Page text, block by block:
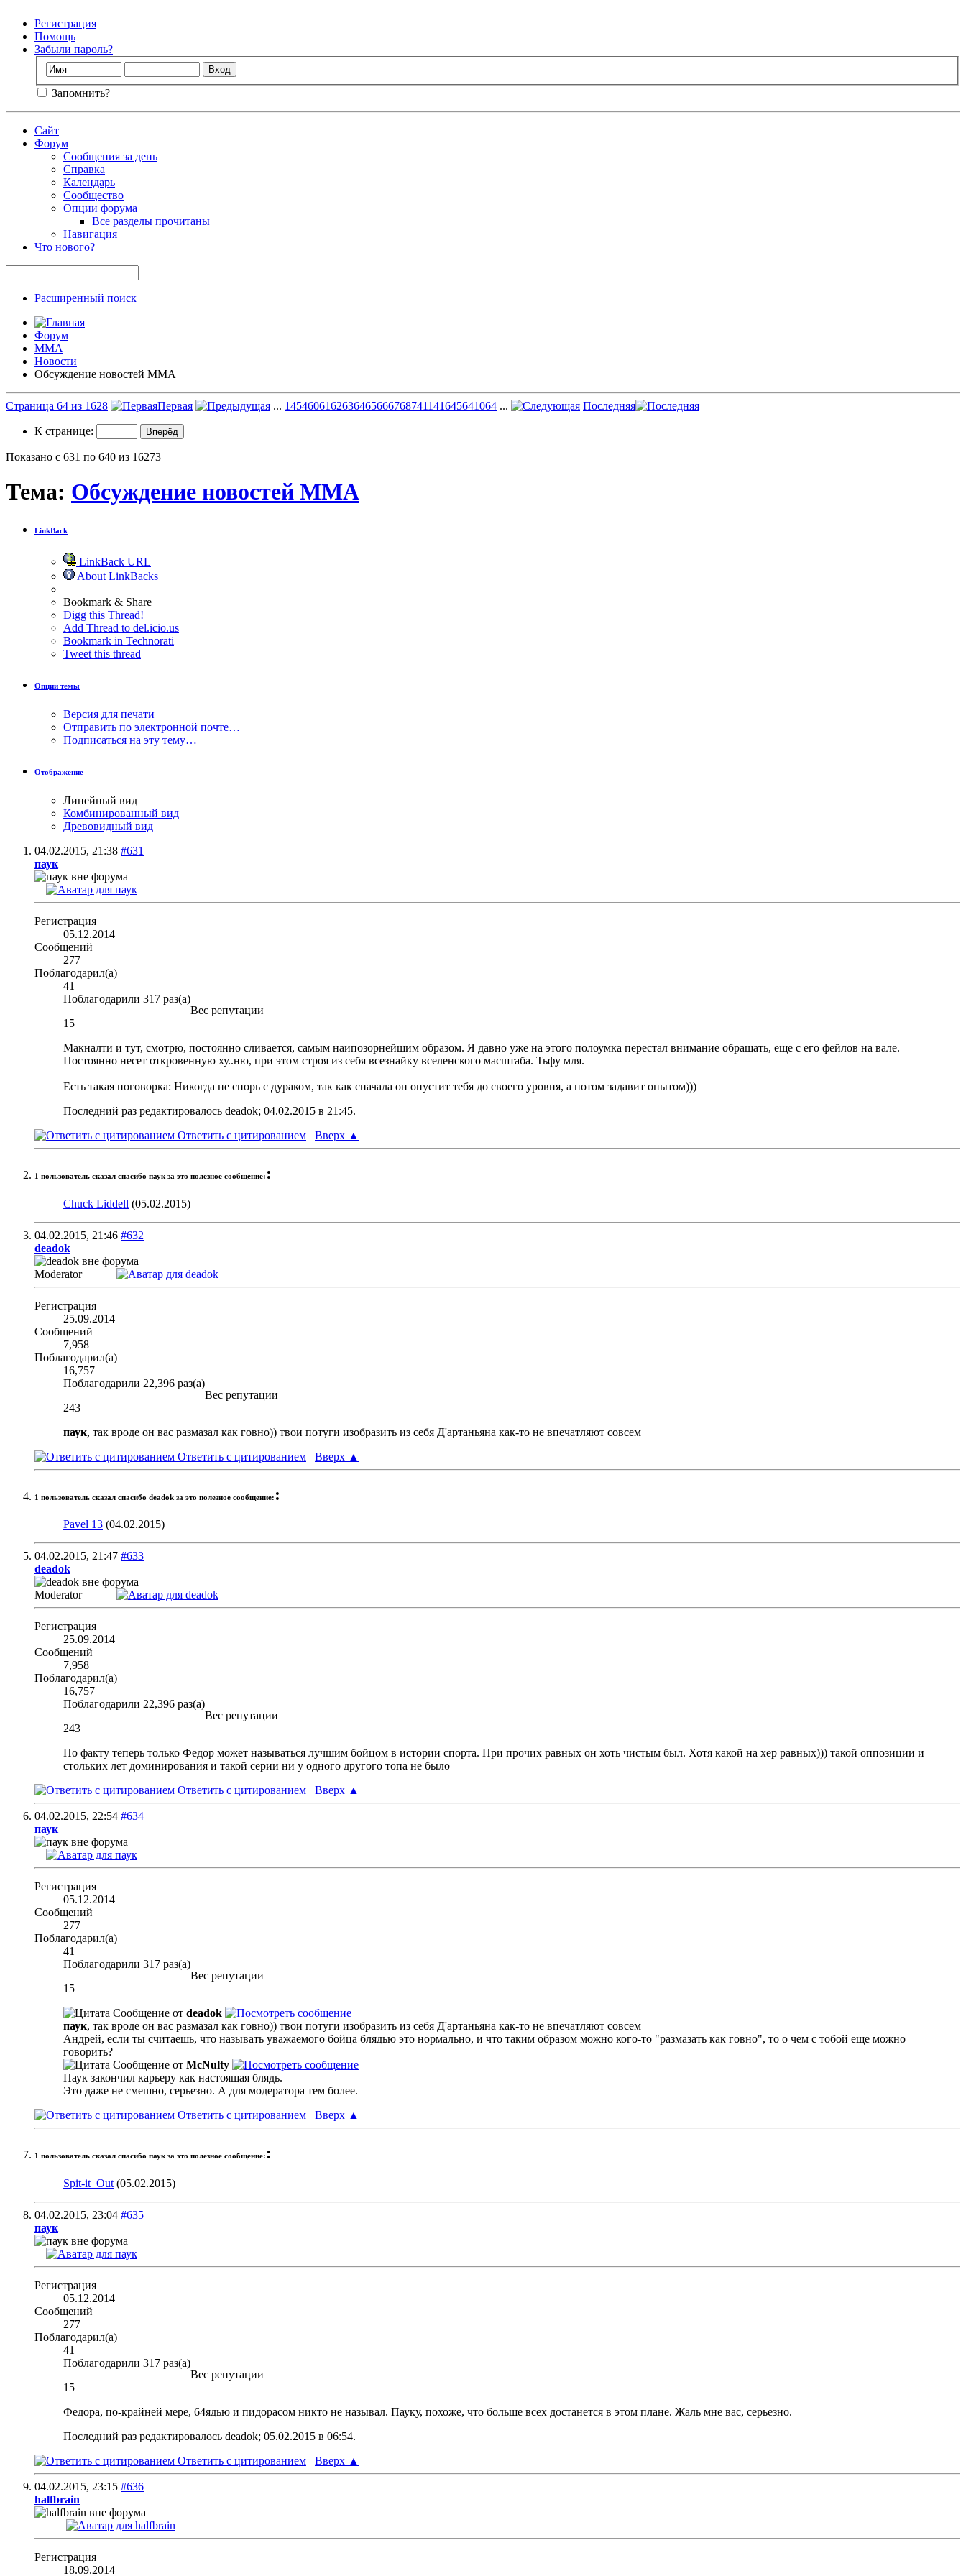
Регистрация
Помощь
Забыли пароль?
Запомнить?
Сайт
Форум
Сообщения за день
Справка
Календарь
Сообщество
Опции форума
Все разделы прочитаны
Навигация
Что нового?
Расширенный поиск
Форум
ММА
Новости
Обсуждение новостей ММА
Страница 64 из 1628 Первая ... 1454606162636465666768741141645641064 ... Последняя
К странице:
Показано с 631 по 640 из 16273
Тема: Обсуждение новостей ММА
LinkBack
LinkBack URL
About LinkBacks
Bookmark & Share
Digg this Thread!
Add Thread to del.icio.us
Bookmark in Technorati
Tweet this thread
Опции темы
Версия для печати
Отправить по электронной почте…
Подписаться на эту тему…
Отображение
Линейный вид
Комбинированный вид
Древовидный вид
04.02.2015, 21:38 #631
паук
Регистрация
05.12.2014
Сообщений
277
Поблагодарил(а)
41
Поблагодарили 317 раз(а)
Вес репутации
15
Макналти и тут, смотрю, постоянно сливается, самым наипозорнейшим образом. Я давно уже на этого полоумка перестал внимание обращать, еще с его фейлов на вале.
Постоянно несет откровенную ху..ню, при этом строя из себя всезнайку вселенского масштаба. Тьфу мля.
Есть такая поговорка: Никогда не спорь с дураком, так как сначала он опустит тебя до своего уровня, а потом задавит опытом)))
Последний раз редактировалось deadok; 04.02.2015 в 21:45.
Ответить с цитированием
Вверх ▲
1 пользователь сказал cпасибо паук за это полезное сообщение: :
Chuck Liddell (05.02.2015)
04.02.2015, 21:46 #632
deadok
Moderator
Регистрация
25.09.2014
Сообщений
7,958
Поблагодарил(а)
16,757
Поблагодарили 22,396 раз(а)
Вес репутации
243
паук, так вроде он вас размазал как говно)) твои потуги изобразить из себя Д'артаньяна как-то не впечатляют совсем
Ответить с цитированием
Вверх ▲
1 пользователь сказал cпасибо deadok за это полезное сообщение: :
Pavel 13 (04.02.2015)
04.02.2015, 21:47 #633
deadok
Moderator
Регистрация
25.09.2014
Сообщений
7,958
Поблагодарил(а)
16,757
Поблагодарили 22,396 раз(а)
Вес репутации
243
По факту теперь только Федор может называться лучшим бойцом в истории спорта. При прочих равных он хоть чистым был. Хотя какой на хер равных))) такой оппозиции и
стольких лет доминирования и такой серии ни у одного другого топа не было
Ответить с цитированием
Вверх ▲
04.02.2015, 22:54 #634
паук
Регистрация
05.12.2014
Сообщений
277
Поблагодарил(а)
41
Поблагодарили 317 раз(а)
Вес репутации
15
Сообщение от deadok
паук, так вроде он вас размазал как говно)) твои потуги изобразить из себя Д'артаньяна как-то не впечатляют совсем
Андрей, если ты считаешь, что называть уважаемого бойца блядью это нормально, и что таким образом можно кого-то "размазать как говно", то о чем с тобой еще можно
говорить?
Сообщение от McNulty
Паук закончил карьеру как настоящая блядь.
Это даже не смешно, серьезно. А для модератора тем более.
Ответить с цитированием
Вверх ▲
1 пользователь сказал cпасибо паук за это полезное сообщение: :
Spit-it_Out (05.02.2015)
04.02.2015, 23:04 #635
паук
Регистрация
05.12.2014
Сообщений
277
Поблагодарил(а)
41
Поблагодарили 317 раз(а)
Вес репутации
15
Федора, по-крайней мере, 64ядью и пидорасом никто не называл. Пауку, похоже, что больше всех достанется в этом плане. Жаль мне вас, серьезно.
Последний раз редактировалось deadok; 05.02.2015 в 06:54.
Ответить с цитированием
Вверх ▲
04.02.2015, 23:15 #636
halfbrain
Регистрация
18.09.2014